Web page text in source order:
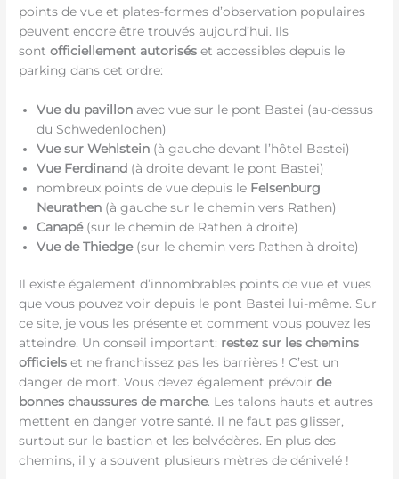
points de vue et plates-formes d’observation populaires
peuvent encore être trouvés aujourd’hui. Ils
sontofficiellement autorisés et accessibles depuis le
parking dans cet ordre:
Vue du pavillon avec vue sur le pont Bastei (au-dessus
du Schwedenlochen)
Vue sur Wehlstein (à gauche devant l’hôtel Bastei)
Vue Ferdinand (à droite devant le pont Bastei)
nombreux points de vue depuis le Felsenburg
Neurathen (à gauche sur le chemin vers Rathen)
Canapé(sur le chemin de Rathen à droite)
Vue de Thiedge(sur le chemin vers Rathen à droite)
Il existe également d’innombrables points de vue et vues
que vous pouvez voir depuis le pont Bastei lui-même. Sur
ce site, je vous les présente et comment vous pouvez les
atteindre. Un conseil important: restez sur les chemins
officiels et ne franchissez pas les barrières ! C’est un
danger de mort. Vous devez également prévoirde
bonnes chaussures de marche. Les talons hauts et autres
mettent en danger votre santé. Il ne faut pas glisser,
surtout sur le bastion et les belvédères. En plus des
chemins, il y a souvent plusieurs mètres de dénivelé !